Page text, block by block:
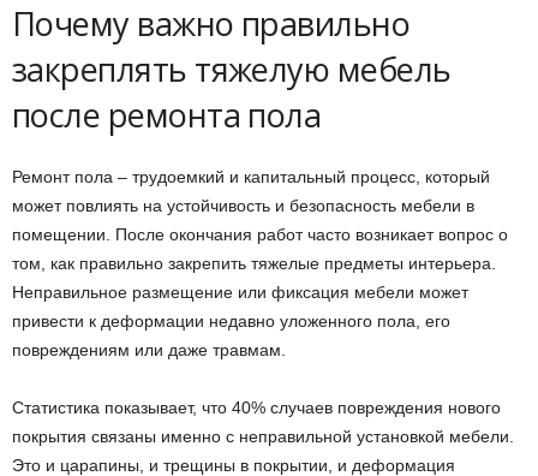
Почему важно правильно
закреплять тяжелую мебель
после ремонта пола
Ремонт пола – трудоемкий и капитальный процесс, который
может повлиять на устойчивость и безопасность мебели в
помещении. После окончания работ часто возникает вопрос о
том, как правильно закрепить тяжелые предметы интерьера.
Неправильное размещение или фиксация мебели может
привести к деформации недавно уложенного пола, его
повреждениям или даже травмам.
Статистика показывает, что 40% случаев повреждения нового
покрытия связаны именно с неправильной установкой мебели.
Это и царапины, и трещины в покрытии, и деформация